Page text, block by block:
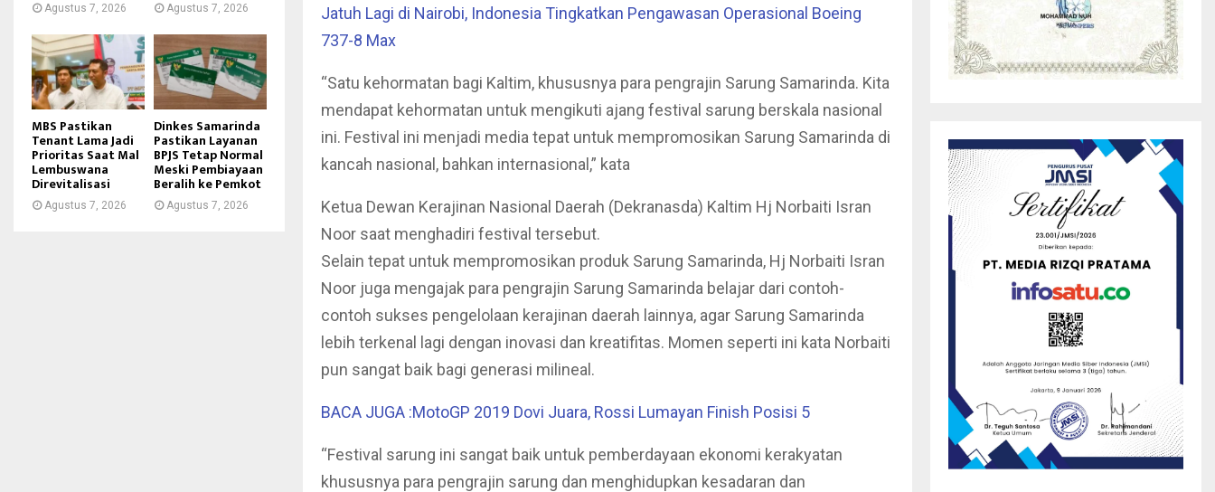
Jatuh Lagi di Nairobi, Indonesia Tingkatkan Pengawasan Operasional Boeing
737-8 Max
“Satu kehormatan bagi Kaltim, khususnya para pengrajin Sarung Samarinda. Kita
mendapat kehormatan untuk mengikuti ajang festival sarung berskala nasional
ini. Festival ini menjadi media tepat untuk mempromosikan Sarung Samarinda di
kancah nasional, bahkan internasional,” kata
Ketua Dewan Kerajinan Nasional Daerah (Dekranasda) Kaltim Hj Norbaiti Isran
Noor saat menghadiri festival tersebut.
Selain tepat untuk mempromosikan produk Sarung Samarinda, Hj Norbaiti Isran
Noor juga mengajak para pengrajin Sarung Samarinda belajar dari contoh-
contoh sukses pengelolaan kerajinan daerah lainnya, agar Sarung Samarinda
lebih terkenal lagi dengan inovasi dan kreatifitas. Momen seperti ini kata Norbaiti
pun sangat baik bagi generasi milineal.
BACA JUGA :MotoGP 2019 Dovi Juara, Rossi Lumayan Finish Posisi 5
“Festival sarung ini sangat baik untuk pemberdayaan ekonomi kerakyatan
khususnya para pengrajin sarung dan menghidupkan kesadaran dan
Agustus 7, 2026 Agustus 7, 2026
MBS Pastikan
Tenant Lama Jadi
Prioritas Saat Mal
Lembuswana
Direvitalisasi
Agustus 7, 2026
Dinkes Samarinda
Pastikan Layanan
BPJS Tetap Normal
Meski Pembiayaan
Beralih ke Pemkot
Agustus 7, 2026